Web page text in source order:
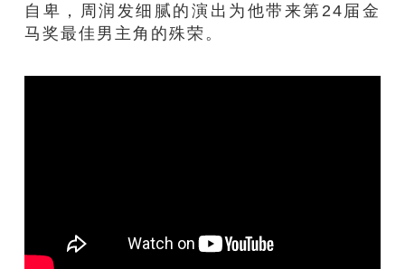
自卑，周润发细腻的演出为他带来第24届金
马奖最佳男主角的殊荣。